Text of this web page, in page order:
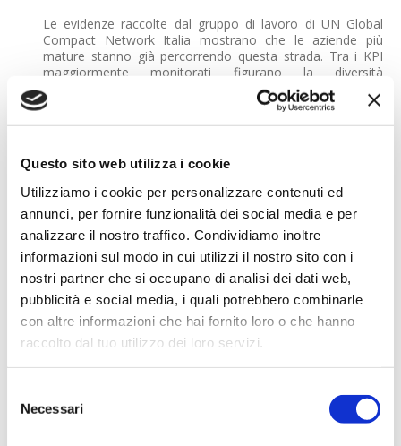
Questo sito web utilizza i cookie
Utilizziamo i cookie per personalizzare contenuti ed
annunci, per fornire funzionalità dei social media e per
analizzare il nostro traffico. Condividiamo inoltre
informazioni sul modo in cui utilizzi il nostro sito con i
nostri partner che si occupano di analisi dei dati web,
pubblicità e social media, i quali potrebbero combinarle
con altre informazioni che hai fornito loro o che hanno
raccolto dal tuo utilizzo dei loro servizi.
delNecessari
Le evidenze raccolte dal gruppo di lavoro di UN Global
Compact Network Italia mostrano che le aziende più
mature stanno già percorrendo questa strada. Tra i KPI
maggiormente monitorati figurano la diversità
demografica, l'equità salariale, il turnover e i processi di
selezione e sviluppo del personale. Cresce inoltre
pur nel rispetto delle normative sulla privacy.
Proprio il rapporto tra raccolta dati e tutela della privacy
rappresenta una delle principali sfide evidenziate dal
documento, insieme alla necessità di definire indicatori
realmente comparabili, digitalizzare i sistemi di
monitoraggio e misurare il valore generato dalle iniziative
di inclusione.